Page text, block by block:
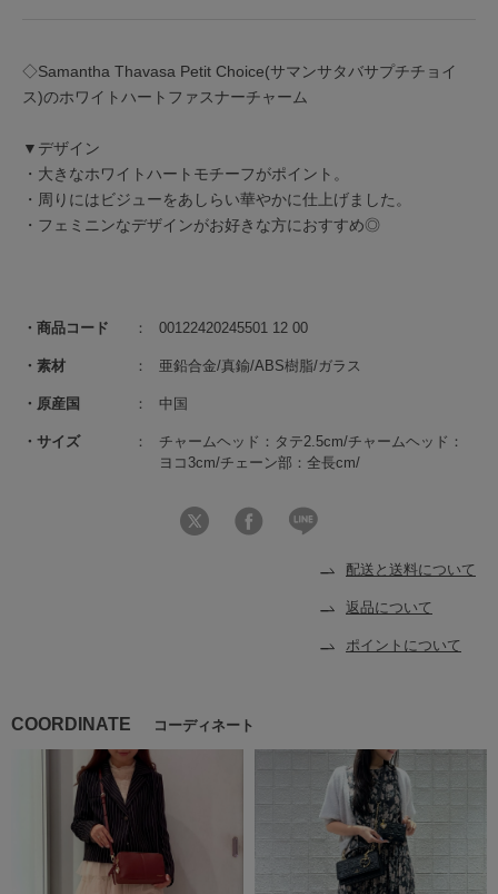
商品コード 00122420245501 12 00
素材 亜鉛合金/真鍮/ABS樹脂/ガラス
原産国 中国
サイズ
チャームヘッド：タテ2.5cm/チャームヘッド：
ヨコ3cm/チェーン部：全長cm/
配送と送料について
返品について
ポイントについて
COORDINATE コーディネート
◇Samantha Thavasa Petit Choice(サマンサタバサプチチョイ
ス)のホワイトハートファスナーチャーム
▼デザイン
・大きなホワイトハートモチーフがポイント。
・周りにはビジューをあしらい華やかに仕上げました。
・フェミニンなデザインがお好きな方におすすめ◎